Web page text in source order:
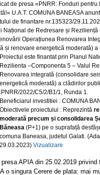
de presa «PNRR: Fonduri pentru
U.A.T. COMUNA BANEASA
de finantare nr.135323/
Național de Redresare și Reziliență
Operațiunea Renovarea
și renovare energetică moderată)
Proiectul este finantat prin Planul
Rezilienta –Componenta 5 – Valul
Renovarea integrată (consolidare
energetică moderată) a clădirilor
:PNRR/2022/C5/2/B1/1, Runda 1.
Beneficiarul investitiei : COMUNA
Obiectivele proiectului : Reprezintă
moderată precum și consolidarea
Băneasa (P+1) pe o suprafață
comuna Baneasa, judetul Galati.
29.03.2023) Vizualizare
APIA din 25.02.2019 privind
o singura Cerere de plata: mai